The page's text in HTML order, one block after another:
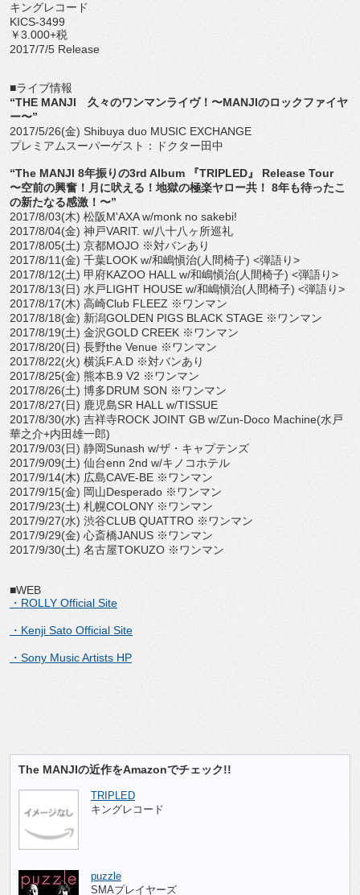
キングレコード
KICS-3499
￥3.000+税
2017/7/5 Release
■ライブ情報
“THE MANJI 久々のワンマンライヴ！〜MANJIのロックファイヤ
ー〜”
2017/5/26(金) Shibuya duo MUSIC EXCHANGE
プレミアムスーパーゲスト：ドクター田中
“The MANJI 8年振りの3rd Album 『TRIPLED』 Release Tour
〜空前の興奮！月に吠える！地獄の極楽ヤロー共！ 8年も待ったこ
の新たなる感激！〜”
2017/8/03(木) 松阪M'AXA w/monk no sakebi!
2017/8/04(金) 神戸VARIT. w/八十八ヶ所巡礼
2017/8/05(土) 京都MOJO ※対バンあり
2017/8/11(金) 千葉LOOK w/和嶋愼治(人間椅子) <弾語り>
2017/8/12(土) 甲府KAZOO HALL w/和嶋愼治(人間椅子) <弾語り>
2017/8/13(日) 水戸LIGHT HOUSE w/和嶋愼治(人間椅子) <弾語り>
2017/8/17(木) 高崎Club FLEEZ ※ワンマン
2017/8/18(金) 新潟GOLDEN PIGS BLACK STAGE ※ワンマン
2017/8/19(土) 金沢GOLD CREEK ※ワンマン
2017/8/20(日) 長野the Venue ※ワンマン
2017/8/22(火) 横浜F.A.D ※対バンあり
2017/8/25(金) 熊本B.9 V2 ※ワンマン
2017/8/26(土) 博多DRUM SON ※ワンマン
2017/8/27(日) 鹿児島SR HALL w/TISSUE
2017/8/30(水) 吉祥寺ROCK JOINT GB w/Zun-Doco Machine(水戸
華之介+内田雄一郎)
2017/9/03(日) 静岡Sunash w/ザ・キャプテンズ
2017/9/09(土) 仙台enn 2nd w/キノコホテル
2017/9/14(木) 広島CAVE-BE ※ワンマン
2017/9/15(金) 岡山Desperado ※ワンマン
2017/9/23(土) 札幌COLONY ※ワンマン
2017/9/27(水) 渋谷CLUB QUATTRO ※ワンマン
2017/9/29(金) 心斎橋JANUS ※ワンマン
2017/9/30(土) 名古屋TOKUZO ※ワンマン
■WEB
・ROLLY Official Site
・Kenji Sato Official Site
・Sony Music Artists HP
The MANJIの近作をAmazonでチェック!!
TRIPLED
キングレコード
puzzle
SMAプレイヤーズ